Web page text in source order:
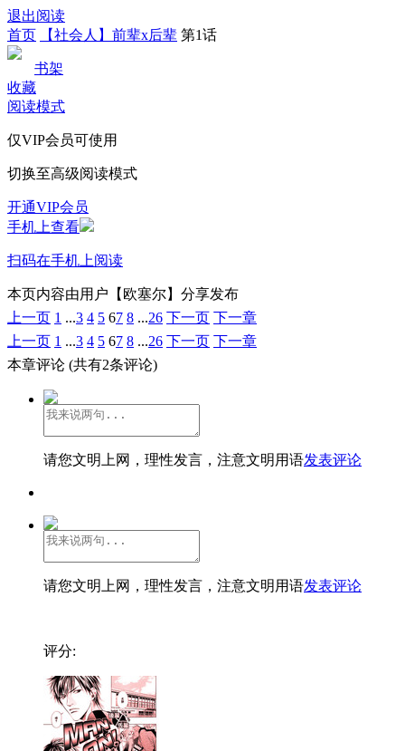
退出阅读
首页
【社会人】前辈x后辈 第1话
书架
收藏
阅读模式
仅VIP会员可使用
切换至高级阅读模式
开通VIP会员
手机上查看
扫码在手机上阅读
本页内容由用户【欧塞尔】分享发布
上一页 1 ...3 4 5 67 8 ...26 下一页 下一章
上一页 1 ...3 4 5 67 8 ...26 下一页 下一章
本章评论 (共有2条评论)
请您文明上网，理性发言，注意文明用语发表评论
请您文明上网，理性发言，注意文明用语发表评论
评分: